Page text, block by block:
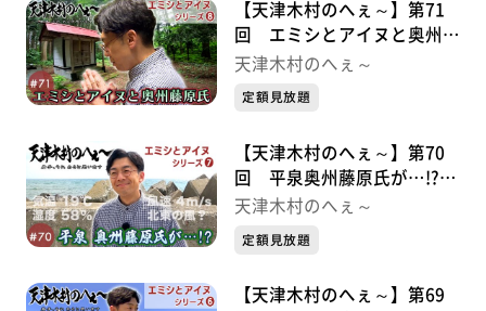
【天津木村のへぇ～】第71
回 エミシとアイヌと奥州藤
原氏 エミシとアイヌシリー
天津木村のへぇ～
定額見放題
【天津木村のへぇ～】第70
回 平泉奥州藤原氏が…!?エ
ミシとアイヌシリーズ➆
天津木村のへぇ～
定額見放題
【天津木村のへぇ～】第69